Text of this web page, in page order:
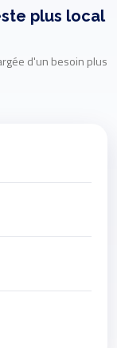
plus local
d'un besoin plus